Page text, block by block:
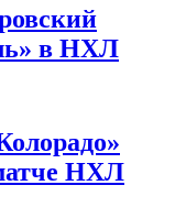
в НХЛ
НХЛ